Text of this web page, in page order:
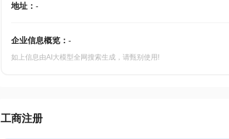
地址： -
企业信息概览： -
如上信息由AI大模型全网搜索生成，请甄别使用!
工商注册